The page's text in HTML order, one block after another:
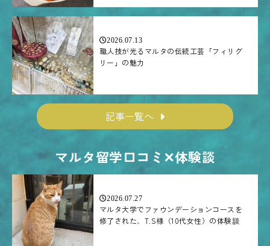
2026.07.13
職人技が光るマルタの伝統工芸「フィリグ
リー」の魅力
記事一覧へ
マルタ留学口コミ✕体験談
2026.07.27
マルタ大学でファウンデーションコースを
修了された、T.S様（10代女性）の体験談